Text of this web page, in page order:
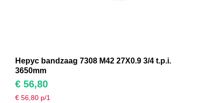
Hepyc bandzaag 7308 M42 27X0.9 3/4 t.p.i.
3650mm
€ 56,80
€56,80 p/1